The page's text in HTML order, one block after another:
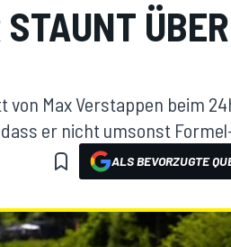
Max Verstappen beim
er nicht umsonst
ALS BEVORZUGTE